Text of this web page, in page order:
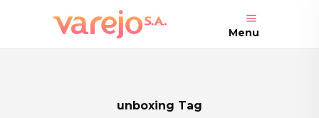
Menu
unboxing Tag